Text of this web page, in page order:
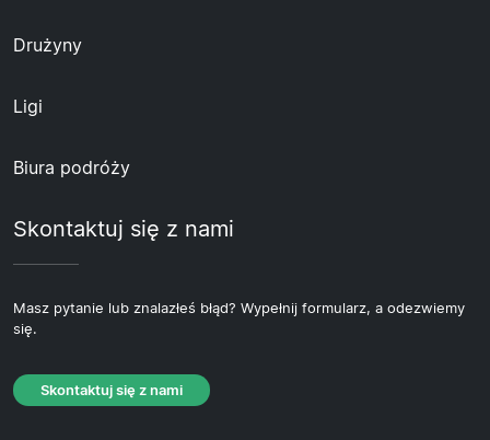
Drużyny
Ligi
Biura podróży
Skontaktuj się z nami
Masz pytanie lub znalazłeś błąd? Wypełnij formularz, a odezwiemy
się.
Skontaktuj się z nami